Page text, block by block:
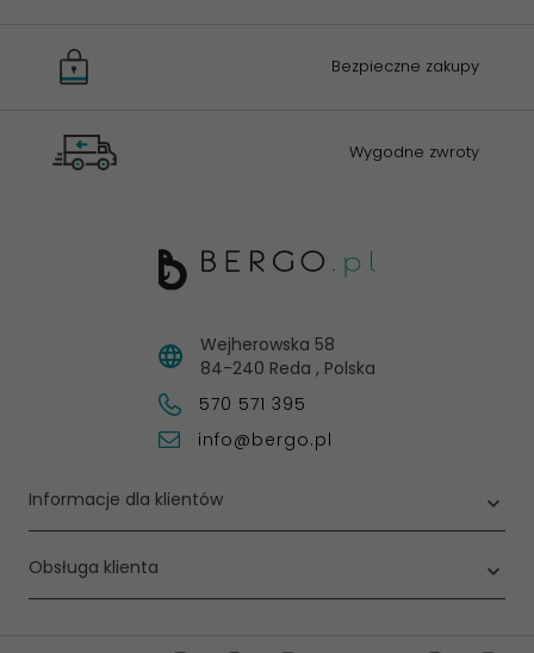
Bezpieczne zakupy
Wygodne zwroty
Wejherowska 58
84-240 Reda , Polska
570 571 395
info@bergo.pl
Informacje dla klientów
Obsługa klienta